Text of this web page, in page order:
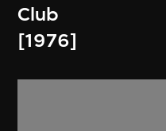
Club
[1976]